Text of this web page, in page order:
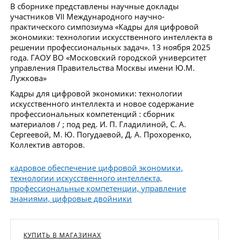
В сборнике представлены научные доклады
участников VII Международного научно-
практического симпозиума «Кадры для цифровой
экономики: технологии искусственного интеллекта в
решении профессиональных задач». 13 ноября 2025
года. ГАОУ ВО «Московский городской университет
управления Правительства Москвы имени Ю.М.
Лужкова»
Кадры для цифровой экономики: технологии
искусственного интеллекта и новое содержание
профессиональных компетенций : сборник
материалов / ; под ред. И. П. Гладилиной, С. А.
Сергеевой, М. Ю. Погудаевой, Д. А. Прохоренко,
Коллектив авторов.
кадровое обеспечение цифровой экономики,
технологии искусственного интеллекта,
профессиональные компетенции, управление
знаниями, цифровые двойники
КУПИТЬ В МАГАЗИНАХ